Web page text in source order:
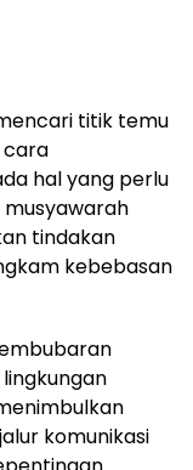
titik temu
cara
hal yang perlu
tindakan
kebebasan
komunikasi